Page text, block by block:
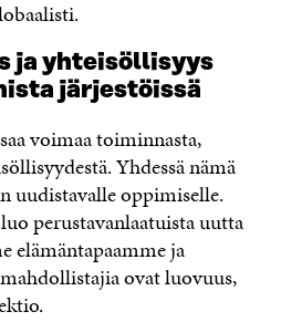
ja yhteisöllisyys
järjestöissä
voimaa toiminnasta,
Yhdessä nämä
uudistavalle oppimiselle.
perustavanlaatuista uutta
elämäntapaamme ja
ovat luovuus,